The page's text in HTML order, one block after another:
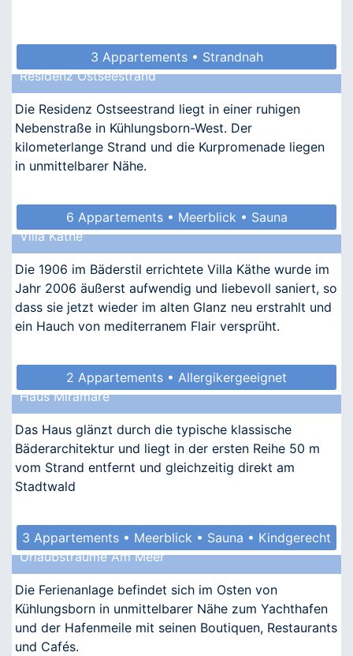
3 Appartements • Strandnah
Residenz Ostseestrand
Die Residenz Ostseestrand liegt in einer ruhigen
Nebenstraße in Kühlungsborn-West. Der
kilometerlange Strand und die Kurpromenade liegen
in unmittelbarer Nähe.
6 Appartements • Meerblick • Sauna
Villa Käthe
Die 1906 im Bäderstil errichtete Villa Käthe wurde im
Jahr 2006 äußerst aufwendig und liebevoll saniert, so
dass sie jetzt wieder im alten Glanz neu erstrahlt und
ein Hauch von mediterranem Flair versprüht.
2 Appartements • Allergikergeeignet
Haus Miramare
Das Haus glänzt durch die typische klassische
Bäderarchitektur und liegt in der ersten Reihe 50 m
vom Strand entfernt und gleichzeitig direkt am
Stadtwald
3 Appartements • Meerblick • Sauna • Kindgerecht
• Allergikergeeignet
Urlaubsträume Am Meer
Die Ferienanlage befindet sich im Osten von
Kühlungsborn in unmittelbarer Nähe zum Yachthafen
und der Hafenmeile mit seinen Boutiquen, Restaurants
und Cafés.